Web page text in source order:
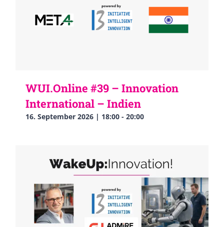
WUI.Online #39 – Innovation
International – Indien
16. September 2026 | 18:00 - 20:00